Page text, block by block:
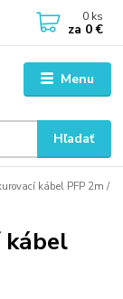
Menu
Hľadať
0 ks
za 0 €
kábel PFP 2m /